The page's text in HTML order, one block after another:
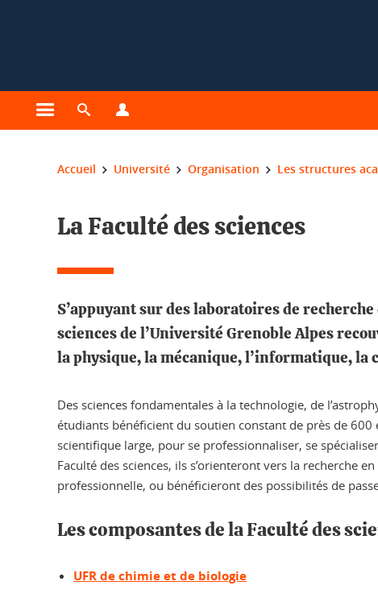
Ouvrir le menu principal
Ouvrir le moteur de recherche
Vous êtes ici :
Accueil Université Organisation Les structures
La Faculté des sciences
S’appuyant sur des laboratoires de
sciences de l’Université Grenoble Alpes
la physique, la mécanique, l’informatique, la
Des sciences fondamentales à la technologie, de
étudiants bénéficient du soutien constant de près de
scientifique large, pour se professionnaliser, se
Faculté des sciences, ils s’orienteront vers la recherche
professionnelle, ou bénéficieront des possibilités de
Les composantes de la Faculté des
UFR de chimie et de biologie